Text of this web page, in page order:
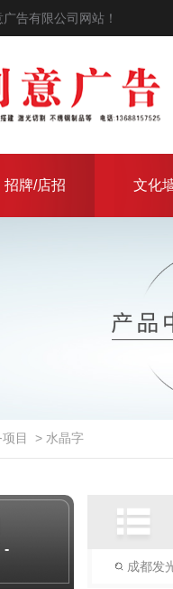
告有限公司网站！
招牌/店招 文化
目 > 水晶字
成都发